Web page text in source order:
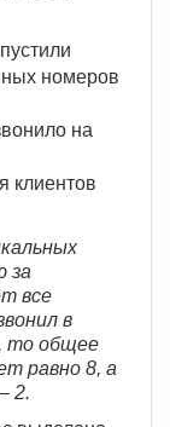
номеров
на
клиентов
за
все
в
то общее
равно 8, а
2.